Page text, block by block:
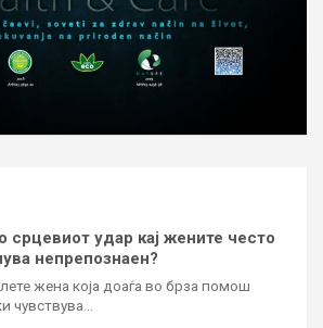
срцевиот удар кај жените често
непрепознаен?
жена која доаѓа во брза помош
чувствува…